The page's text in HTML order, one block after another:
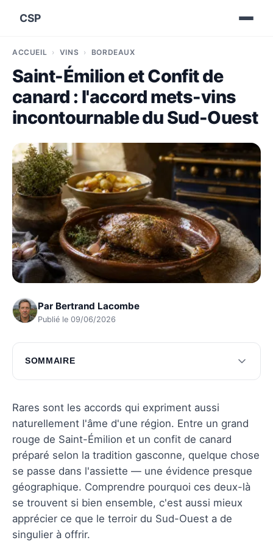
CSP
ACCUEIL VINS BORDEAUX
Saint-Émilion et Confit de
canard : l'accord mets-vins
incontournable du Sud-Ouest
Par Bertrand Lacombe
Publié le 09/06/2026
SOMMAIRE
Les caractéristiques du Saint-Émilion
Le confit de canard : un plat du terroir
Pourquoi cet accord est parfait
Conseils pour réussir cet accord
Questions fréquentes
Rares sont les accords qui expriment aussi
naturellement l'âme d'une région. Entre un grand
rouge de Saint-Émilion et un confit de canard
préparé selon la tradition gasconne, quelque chose
se passe dans l'assiette — une évidence presque
géographique. Comprendre pourquoi ces deux-là
se trouvent si bien ensemble, c'est aussi mieux
apprécier ce que le terroir du Sud-Ouest a de
singulier à offrir.